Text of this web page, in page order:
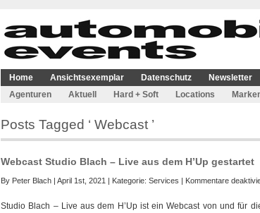
Home Ansichtsexemplar Datenschutz Newsletter
Agenturen
Aktuell Hard + Soft Locations
Posts Tagged ‘ Webcast ’
Webcast Studio Blach – Live aus dem H’Up gestartet
By Peter Blach | April 1st, 2021 | Kategorie: Services | Kommentare
Studio Blach – Live aus dem H’Up ist ein Webcast von und für